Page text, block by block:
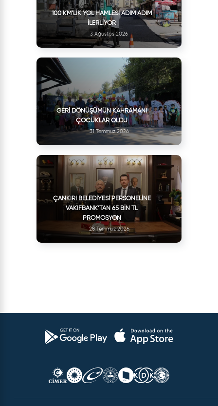
100 KM’LIK YOL HAMLESI ADIM ADIM
İLERLIYOR
3 Ağustos 2026
GERI DÖNÜŞÜMÜN KAHRAMANI
ÇOCUKLAR OLDU
31 Temmuz 2026
ÇANKIRI BELEDIYESI PERSONELINE
VAKIFBANK’TAN 65 BIN TL
PROMOSYON
28 Temmuz 2026